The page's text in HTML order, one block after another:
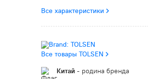
Все характеристики
Все товары TOLSEN
Китай - родина бренда